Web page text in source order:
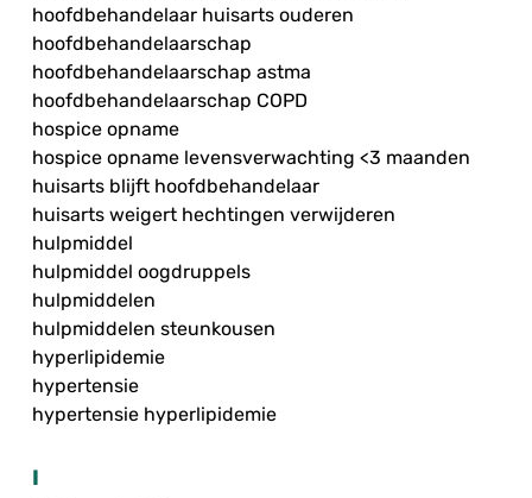
hoofdbehandelaar huisarts ouderen
hoofdbehandelaarschap
hoofdbehandelaarschap astma
hoofdbehandelaarschap COPD
hospice opname
hospice opname levensverwachting <3 maanden
huisarts blijft hoofdbehandelaar
huisarts weigert hechtingen verwijderen
hulpmiddel
hulpmiddel oogdruppels
hulpmiddelen
hulpmiddelen steunkousen
hyperlipidemie
hypertensie
hypertensie hyperlipidemie
I